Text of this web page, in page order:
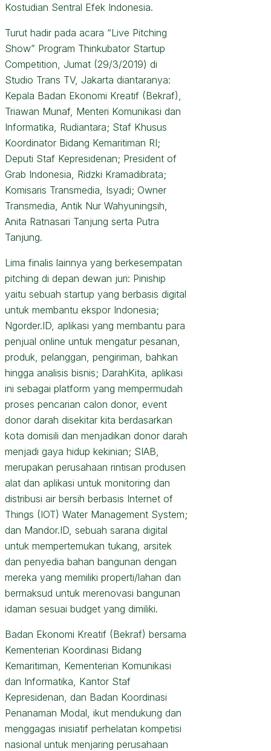
Kostudian Sentral Efek Indonesia.
Turut hadir pada acara “Live Pitching
Show” Program Thinkubator Startup
Competition, Jumat (29/3/2019) di
Studio Trans TV, Jakarta diantaranya:
Kepala Badan Ekonomi Kreatif (Bekraf),
Triawan Munaf, Menteri Komunikasi dan
Informatika, Rudiantara; Staf Khusus
Koordinator Bidang Kemaritiman RI;
Deputi Staf Kepresidenan; President of
Grab Indonesia, Ridzki Kramadibrata;
Komisaris Transmedia, Isyadi; Owner
Transmedia, Antik Nur Wahyuningsih,
Anita Ratnasari Tanjung serta Putra
Tanjung.
Lima finalis lainnya yang berkesempatan
pitching di depan dewan juri: Piniship
yaitu sebuah startup yang berbasis digital
untuk membantu ekspor Indonesia;
Ngorder.ID, aplikasi yang membantu para
penjual online untuk mengatur pesanan,
produk, pelanggan, pengiriman, bahkan
hingga analisis bisnis; DarahKita, aplikasi
ini sebagai platform yang mempermudah
proses pencarian calon donor, event
donor darah disekitar kita berdasarkan
kota domisili dan menjadikan donor darah
menjadi gaya hidup kekinian; SIAB,
merupakan perusahaan rintisan produsen
alat dan aplikasi untuk monitoring dan
distribusi air bersih berbasis Internet of
Things (IOT) Water Management System;
dan Mandor.ID, sebuah sarana digital
untuk mempertemukan tukang, arsitek
dan penyedia bahan bangunan dengan
mereka yang memiliki properti/lahan dan
bermaksud untuk merenovasi bangunan
idaman sesuai budget yang dimiliki.
Badan Ekonomi Kreatif (Bekraf) bersama
Kementerian Koordinasi Bidang
Kemaritiman, Kementerian Komunikasi
dan Informatika, Kantor Staf
Kepresidenan, dan Badan Koordinasi
Penanaman Modal, ikut mendukung dan
menggagas inisiatif perhelatan kompetisi
nasional untuk menjaring perusahaan